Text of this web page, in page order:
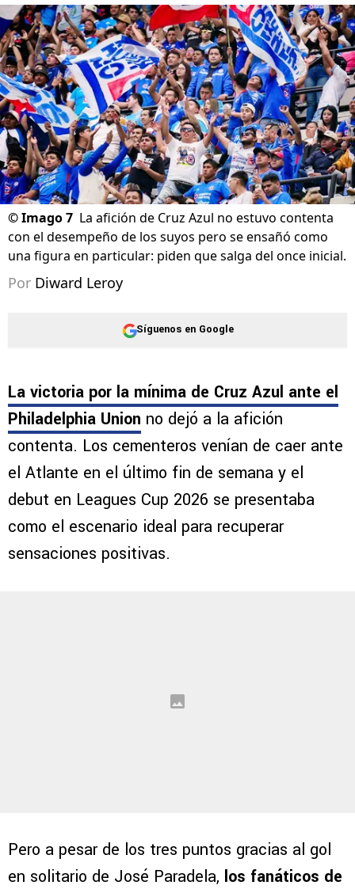
©Imago 7 La afición de Cruz Azul no estuvo contenta
con el desempeño de los suyos pero se ensañó como
una figura en particular: piden que salga del once inicial.
Por Diward Leroy
Síguenos en Google
La victoria por la mínima de Cruz Azul ante el
Philadelphia Union no dejó a la afición
contenta. Los cementeros venían de caer ante
el Atlante en el último fin de semana y el
debut en Leagues Cup 2026 se presentaba
como el escenario ideal para recuperar
sensaciones positivas.
Pero a pesar de los tres puntos gracias al gol
en solitario de José Paradela, los fanáticos de